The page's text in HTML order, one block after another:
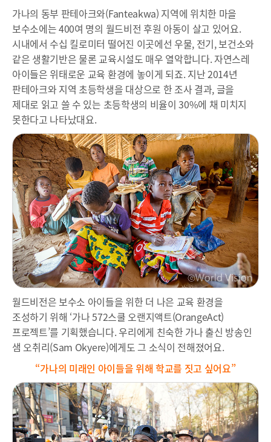
가나의 동부 판테아크와(Fanteakwa) 지역에 위치한 마을
보수소에는 400여 명의 월드비전 후원 아동이 살고 있어요.
시내에서 수십 킬로미터 떨어진 이곳에선 우물, 전기, 보건소와
같은 생활기반은 물론 교육시설도 매우 열악합니다. 자연스레
아이들은 위태로운 교육 환경에 놓이게 되죠. 지난 2014년
판테아크와 지역 초등학생을 대상으로 한 조사 결과, 글을
제대로 읽고 쓸 수 있는 초등학생의 비율이 30%에 채 미치지
못한다고 나타났대요.
월드비전은 보수소 아이들을 위한 더 나은 교육 환경을
조성하기 위해 ‘가나 572스쿨 오랜지액트(OrangeAct)
프로젝트’를 기획했습니다. 우리에게 친숙한 가나 출신 방송인
샘 오취리(Sam Okyere)에게도 그 소식이 전해졌어요.
“가나의 미래인 아이들을 위해학교를 짓고 싶어요”